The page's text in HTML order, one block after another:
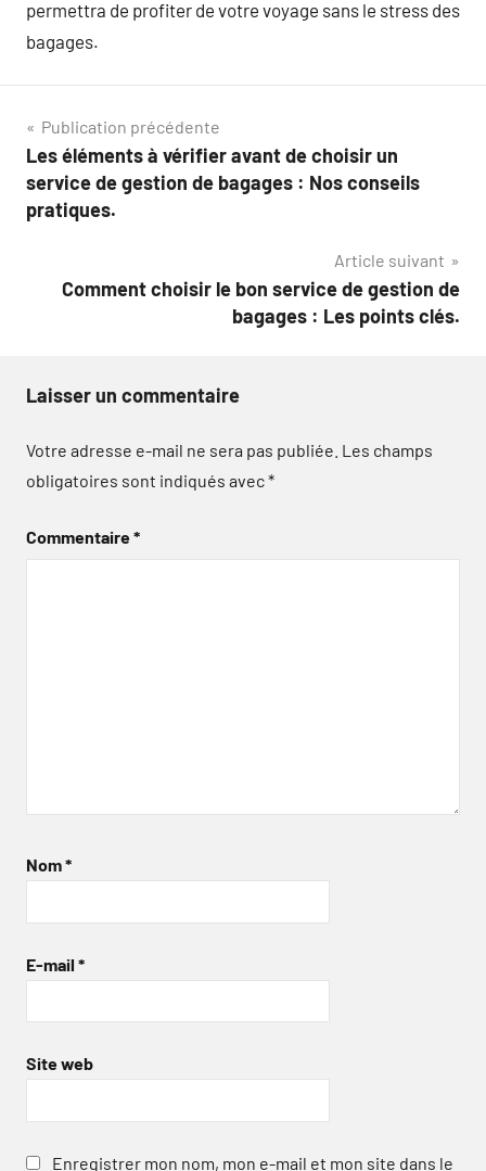
permettra de profiter de votre voyage sans le stress des
bagages.
Navigation
de
l’article
Publication précédente
Les éléments à vérifier avant de choisir un
service de gestion de bagages : Nos conseils
pratiques.
Article suivant
Comment choisir le bon service de gestion de
bagages : Les points clés.
Laisser un commentaire
Votre adresse e-mail ne sera pas publiée. Les champs
obligatoires sont indiqués avec*
Commentaire*
Nom*
E-mail *
Site web
Enregistrer mon nom, mon e-mail et mon site dans le